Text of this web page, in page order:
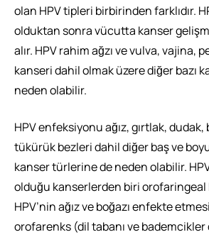
olan HPV tipleri birbirinden farklıdır.
olduktan sonra vücutta kanser
alır. HPV rahim ağzı ve vulva, vajina,
kanseri dahil olmak üzere diğer bazı
neden olabilir.
HPV enfeksiyonu ağız, gırtlak,
tükürük bezleri dahil diğer baş ve
kanser türlerine de neden olabilir.
olduğu kanserlerden biri orofaringeal
HPV’nin ağız ve boğazı enfekte
orofarenks (dil tabanı ve